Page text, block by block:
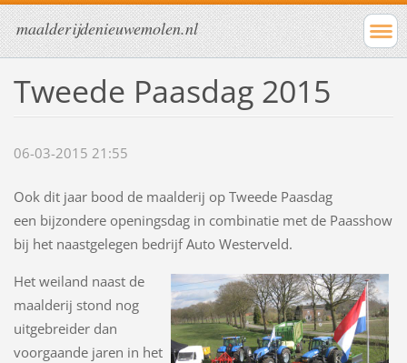
maalderijdenieuwemolen.nl
Tweede Paasdag 2015
06-03-2015 21:55
Ook dit jaar bood de maalderij op Tweede Paasdag
een bijzondere openingsdag in combinatie met de Paasshow
bij het naastgelegen bedrijf Auto Westerveld.
Het weiland naast de
maalderij stond nog
uitgebreider dan
voorgaande jaren in het